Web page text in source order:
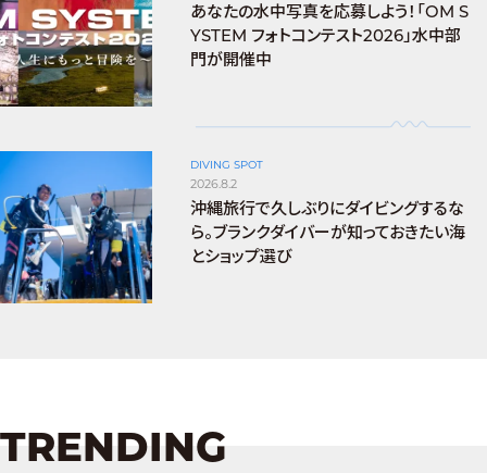
あなたの水中写真を応募しよう！「OM S
YSTEM フォトコンテスト2026」水中部
門が開催中
DIVING SPOT
2026.8.2
沖縄旅行で久しぶりにダイビングするな
ら。ブランクダイバーが知っておきたい海
とショップ選び
TRENDING